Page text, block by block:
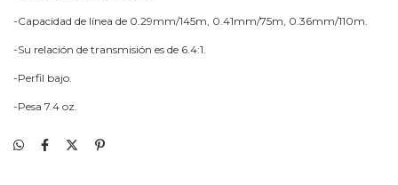
-Capacidad de línea de 0.29mm/145m, 0.41mm/75m, 0.36mm/110m.
-Su relación de transmisión es de 6.4:1.
-Perfil bajo.
-Pesa 7.4 oz.